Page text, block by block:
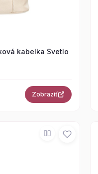
kabelka Svetlo
Zobraziť